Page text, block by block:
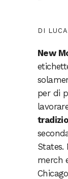
DI
New
per di
States.
merch